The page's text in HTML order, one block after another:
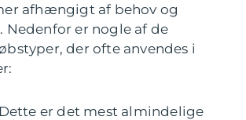
afhængigt af behov og
er nogle af de
der ofte anvendes i
er det mest almindelige